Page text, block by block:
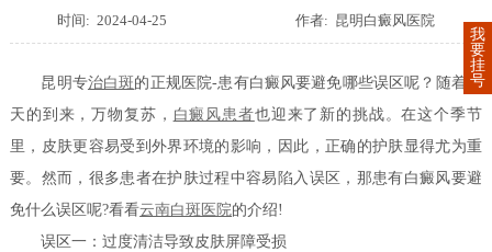
时间: 2024-04-25 作者: 昆明白癜风医院
昆明专治白斑的正规医院-患有白癜风要避免哪些误区呢？随着春
天的到来，万物复苏， 白癜风患者也迎来了新的挑战。在这个季节
里，皮肤更容易受到外界环境的影响，因此，正确的护肤显得尤为重
要。然而，很多患者在护肤过程中容易陷入误区，那患有白癜风要避
免什么误区呢?看看云南白斑医院的介绍!
误区一：过度清洁导致皮肤屏障受损
我
要
挂
号